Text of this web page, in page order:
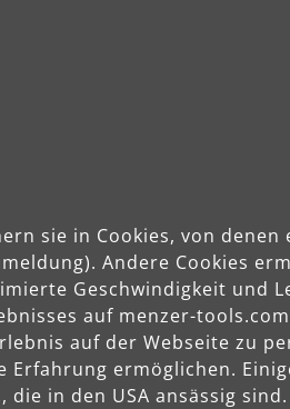
sie in Cookies, von
Andere Cookies
Geschwindigkeit und
auf menzer-
auf der Webseite zu
ermöglichen.
in den USA ansässig